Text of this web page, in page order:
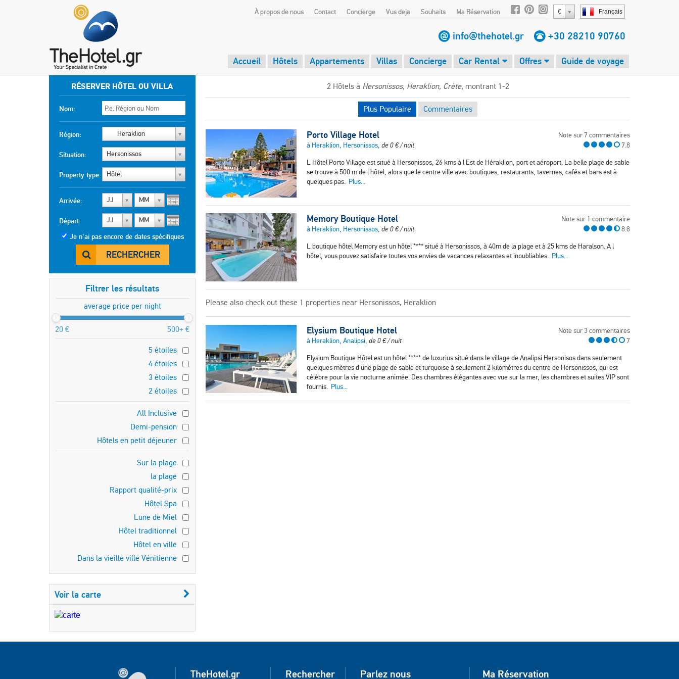
Français
€
À propos de nous Contact Concierge Vus deja Souhaits Ma Réservation
info@thehotel.gr +30 28210 90760
Accueil Hôtels Appartements Villas Concierge Car Rental Offres Guide de voyage
RÉSERVER HÔTEL OU VILLA
Nom:
Région: Heraklion
Situation: Hersonissos
Property type: Hôtel
Arrivée: JJ MM
Départ: JJ MM
Je n'ai pas encore de dates spécifiques
RECHERCHER
Filtrer les résultats
average price per night
20 € 500+ €
5 étoiles
4 étoiles
3 étoiles
2 étoiles
All Inclusive
Demi-pension
Hôtels en petit déjeuner
Sur la plage
la plage
Rapport qualité-prix
Hôtel Spa
Lune de Miel
Hôtel traditionnel
Hôtel en ville
Dans la vieille ville Vénitienne
Voir la carte
2 Hôtels à Hersonissos, Heraklion, Crète, montrant 1-2
Plus Populaire Commentaires
Porto Village Hotel
à Heraklion, Hersonissos, de0€/ nuit
Note sur 7 commentaires
7.8
L Hôtel Porto Village est situé à Hersonissos, 26 kms à l Est de Héraklion, port et aéroport. La belle plage de sable
se trouve à 500 m de l hôtel, alors que le centre ville avec boutiques, restaurants, tavernes, cafés et bars est à
quelques pas. Plus...
Memory Boutique Hotel
à Heraklion, Hersonissos, de0€/ nuit
Note sur 1 commentaire
8.8
L boutique hôtel Memory est un hôtel **** situé à Hersonissos, à 40m de la plage et à 25 kms de Haralson. A l
hôtel, vous pouvez satisfaire toutes vos envies de vacances relaxantes et inoubliables. Plus...
Please also check out these 1 properties near Hersonissos, Heraklion
Elysium Boutique Hotel
à Heraklion, Analipsi, de0€/ nuit
Note sur 3 commentaires
7
Elysium Boutique Hôtel est un hôtel ***** de luxurius situé dans le village de Analipsi Hersonisos dans seulement
quelques mètres d'une plage de sable et turquoise à seulement 2 kilomètres du centre de Hersonissos, qui est
célèbre pour la vie nocturne animée. Des chambres élégantes avec vue sur la mer, les chambres et suites VIP sont
fournis. Plus...
TheHotel.gr Rechercher Parlez nous Ma Réservation